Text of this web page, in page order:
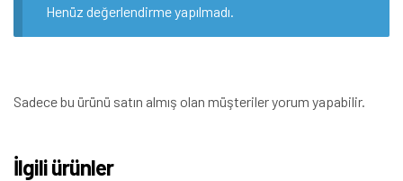
Henüz değerlendirme yapılmadı.
Sadece bu ürünü satın almış olan müşteriler yorum yapabilir.
İlgili ürünler